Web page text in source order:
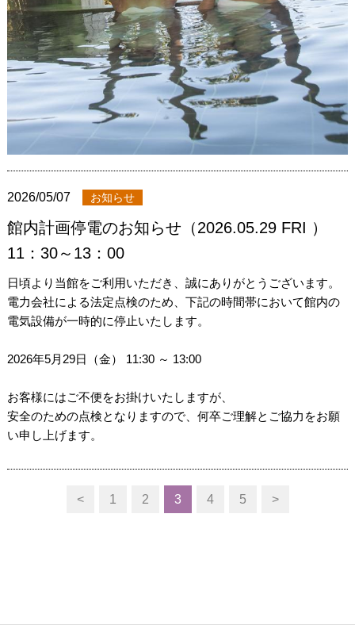
2026/05/07 お知らせ
館内計画停電のお知らせ（2026.05.29 FRI ）
11：30～13：00
日頃より当館をご利用いただき、誠にありがとうございます。
電力会社による法定点検のため、下記の時間帯において館内の
電気設備が一時的に停止いたします。
2026年5月29日（金） 11:30 ～ 13:00
お客様にはご不便をお掛けいたしますが、
安全のための点検となりますので、何卒ご理解とご協力をお願
い申し上げます。
< 1 2 3 4 5 >